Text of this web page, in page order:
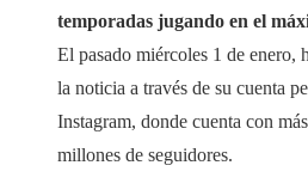
temporadas jugando en el
El pasado miércoles 1 de enero,
la noticia a través de su cuenta
Instagram, donde cuenta con
millones de seguidores.